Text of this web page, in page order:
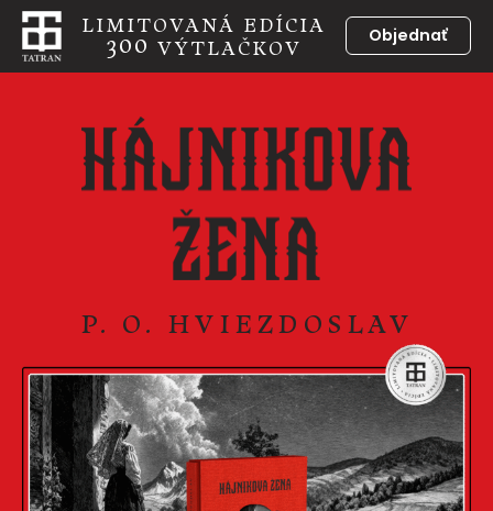
LIMITOVANÁ EDÍCIA
300 VÝTLAČKOV
Objednať
P. O. HVIEZDOSLAV